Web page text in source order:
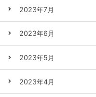
2023年7月
2023年6月
2023年5月
2023年4月